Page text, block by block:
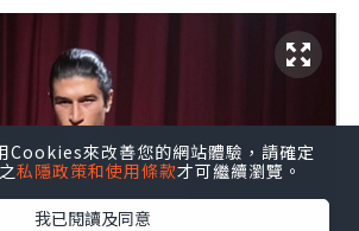
來改善您的網站體驗，請確定
私隱政策和使用條款才可繼續瀏覽。
我已閱讀及同意